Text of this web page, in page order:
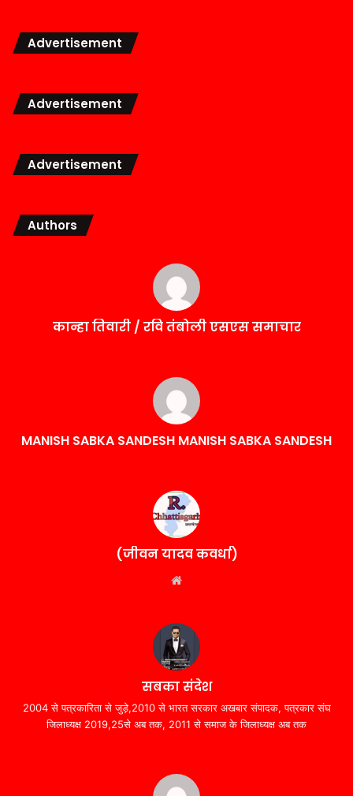
Advertisement
Advertisement
Advertisement
Authors
कान्हा तिवारी / रवि तंबोली एसएस समाचार
MANISH SABKA SANDESH MANISH SABKA SANDESH
(जीवन यादव कवर्धा)
सबका संदेश
2004 से पत्रकारिता से जुड़े,2010 से भारत सरकार अखबार संपादक, पत्रकार संघ
जिलाध्यक्ष 2019,25से अब तक, 2011 से समाज के जिलाध्यक्ष अब तक